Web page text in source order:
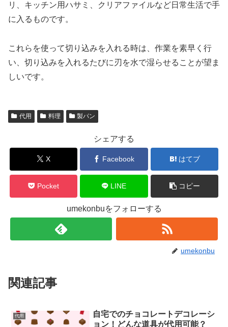
リ、キッチン用ハサミ、クリアファイルなど日常生活で手
に入るものです。
これらを使って切り込みを入れる時は、作業を素早く行
い、切り込みを入れるたびに刃を水で湿らせることが望ま
しいです。
代用 料理 製パン
シェアする
X Facebook はてブ
Pocket LINE コピー
umekonbuをフォローする
umekonbu
関連記事
代用
自宅でのチョコレートデコレーシ
ョン！どんな道具が代用可能？